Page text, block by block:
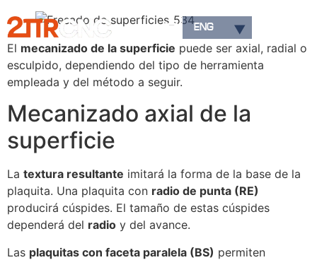
El mecanizado de la superficie puede ser axial, radial o
esculpido, dependiendo del tipo de herramienta
empleada y del método a seguir.
Mecanizado axial de la
superficie
La textura resultante imitará la forma de la base de la
plaquita. Una plaquita con radio de punta (RE)
producirá cúspides. El tamaño de estas cúspides
dependerá del radio y del avance.
Las plaquitas con faceta paralela (BS) permiten